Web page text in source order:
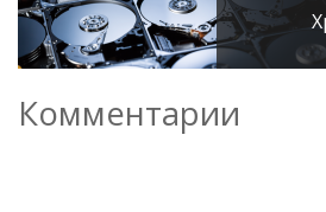
Комментарии